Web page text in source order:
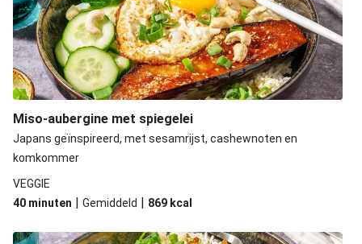
Miso-aubergine met spiegelei
Japans geïnspireerd, met sesamrijst, cashewnoten en
komkommer
VEGGIE
40 minuten | Gemiddeld | 869 kcal